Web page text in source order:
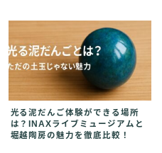
光る泥だんご体験ができる場所
は？INAXライブミュージアムと
堀越陶房の魅力を徹底比較！